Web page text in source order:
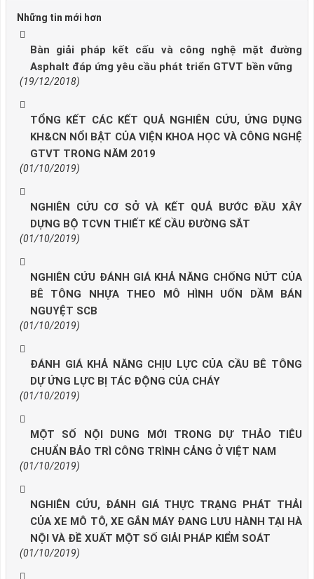
Những tin mới hơn
Bàn giải pháp kết cấu và công nghệ mặt đường
Asphalt đáp ứng yêu cầu phát triển GTVT bền vững
(19/12/2018)
TỔNG KẾT CÁC KẾT QUẢ NGHIÊN CỨU, ỨNG DỤNG
KH&CN NỔI BẬT CỦA VIỆN KHOA HỌC VÀ CÔNG NGHỆ
GTVT TRONG NĂM 2019
(01/10/2019)
NGHIÊN CỨU CƠ SỞ VÀ KẾT QUẢ BƯỚC ĐẦU XÂY
DỰNG BỘ TCVN THIẾT KẾ CẦU ĐƯỜNG SẮT
(01/10/2019)
NGHIÊN CỨU ĐÁNH GIÁ KHẢ NĂNG CHỐNG NỨT CỦA
BÊ TÔNG NHỰA THEO MÔ HÌNH UỐN DẦM BÁN
NGUYỆT SCB
(01/10/2019)
ĐÁNH GIÁ KHẢ NĂNG CHỊU LỰC CỦA CẦU BÊ TÔNG
DỰ ỨNG LỰC BỊ TÁC ĐỘNG CỦA CHÁY
(01/10/2019)
MỘT SỐ NỘI DUNG MỚI TRONG DỰ THẢO TIÊU
CHUẨN BẢO TRÌ CÔNG TRÌNH CẢNG Ở VIỆT NAM
(01/10/2019)
NGHIÊN CỨU, ĐÁNH GIÁ THỰC TRẠNG PHÁT THẢI
CỦA XE MÔ TÔ, XE GẮN MÁY ĐANG LƯU HÀNH TẠI HÀ
NỘI VÀ ĐỀ XUẤT MỘT SỐ GIẢI PHÁP KIỂM SOÁT
(01/10/2019)